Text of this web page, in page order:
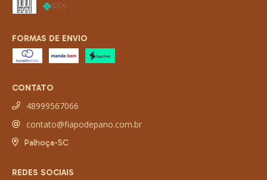
FORMAS DE ENVIO
CONTATO
48999567066
contato@fiapodepano.com.br
Palhoça-SC
REDES SOCIAIS